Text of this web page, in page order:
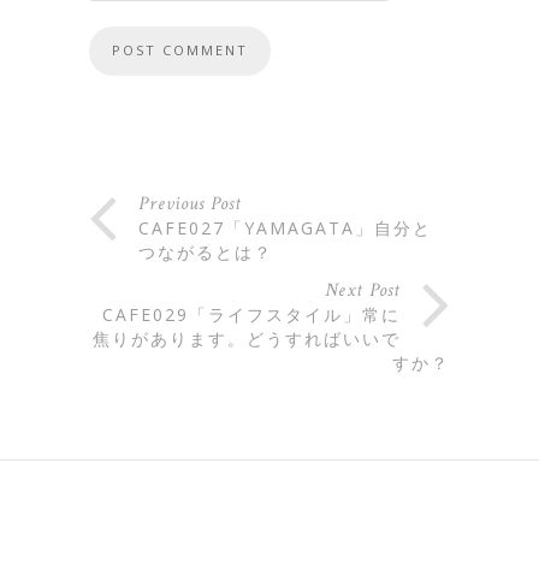
Previous Post
CAFE027「YAMAGATA」自分と
つながるとは？
Next Post
CAFE029「ライフスタイル」常に
焦りがあります。どうすればいいで
すか？